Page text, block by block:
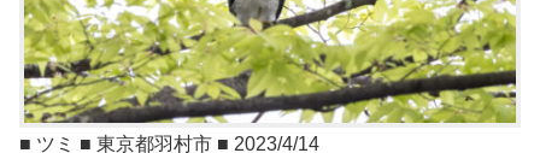
■ ツミ ■ 東京都羽村市 ■ 2023/4/14